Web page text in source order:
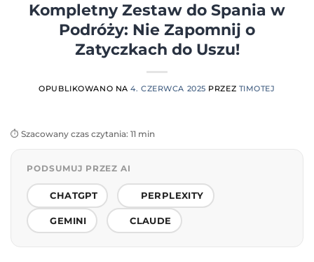
Kompletny Zestaw do Spania w
Podróży: Nie Zapomnij o
Zatyczkach do Uszu!
OPUBLIKOWANO NA4. CZERWCA 2025 PRZEZ TIMOTEJ
⏱️ Szacowany czas czytania: 11 min
PODSUMUJ PRZEZ AI
CHATGPT PERPLEXITY
GEMINI CLAUDE